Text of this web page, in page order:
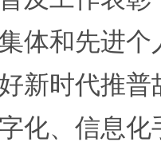
体和先进
新时代推
化、信息